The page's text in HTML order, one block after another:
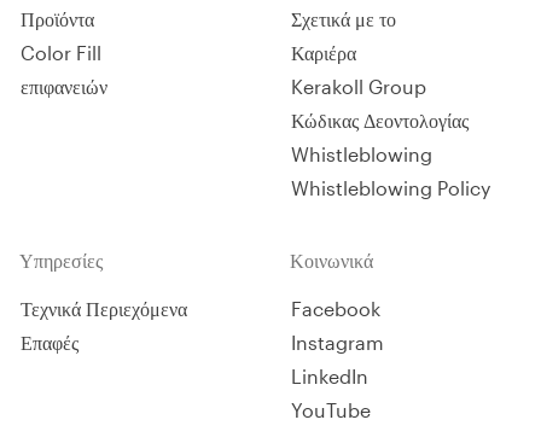
Προϊόντα
Color Fill
επιφανειών
Σχετικά με το
Καριέρα
Kerakoll Group
Κώδικας Δεοντολογίας
Whistleblowing
Whistleblowing Policy
Υπηρεσίες
Τεχνικά Περιεχόμενα
Επαφές
Κοινωνικά
Facebook
Instagram
LinkedIn
YouTube